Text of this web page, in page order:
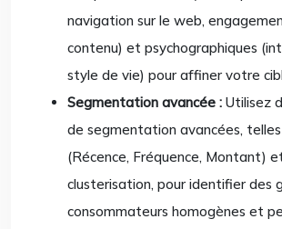
navigation sur le web,
contenu) et psychographiques
style de vie) pour affiner votre
Segmentation avancée : Utilisez
de segmentation avancées,
(Récence, Fréquence, Montant)
clusterisation, pour identifier des
consommateurs homogènes et